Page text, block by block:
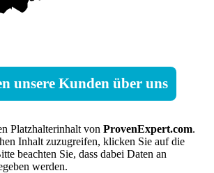
unsere Kunden über uns
Platzhalterinhalt von ProvenExpert.com.
Inhalt zuzugreifen, klicken Sie auf die
beachten Sie, dass dabei Daten an
werden.